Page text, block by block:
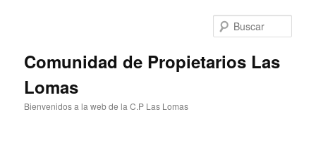
Comunidad de Propietarios Las
Lomas
Bienvenidos a la web de la C.P Las Lomas